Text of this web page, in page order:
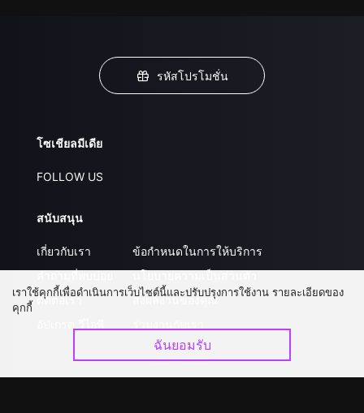
รหัสโปรโมชั่น
โซเชียลมีเดีย
FOLLOW US
สนับสนุน
เกี่ยวกับเรา
ติดต่อเรา
ข้อกำหนดในการให้บริการ
ส่งผลงานของคุณ
เราใช้คุกกี้เพื่อดำเนินการเว็บไซต์นี้และปรับปรุงการใช้งาน รายละเอียดของ
คุกกี้
ฉันยอมรับ